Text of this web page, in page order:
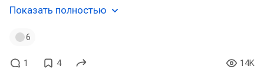
Показать полностью
6
1 4 14K